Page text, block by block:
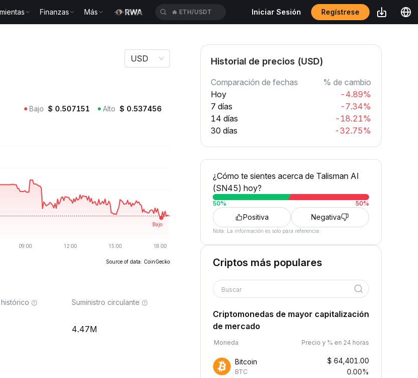
Finanzas Más 🔥 HEIUSDT Iniciar Sesión Regístrese
USD
Bajo $ 0.507151 Alto $ 0.537456
Source of data: CoinGecko
Suministro circulante
4.47M
Historial de precios (USD)
Comparación de fechas
% de cambio
Hoy
-4.89%
7 días
-7.34%
14 días
-18.21%
30 días
-32.75%
¿Cómo te sientes acerca de Talisman AI
(SN45) hoy?
50% 50%
Positiva Negativa
Nota: La información es solo para referencia.
Criptos más populares
Buscar
Criptomonedas de mayor capitalización
de mercado
Moneda Precio y % en 24 horas
Bitcoin
BTC
$ 64,401.00
0.00%